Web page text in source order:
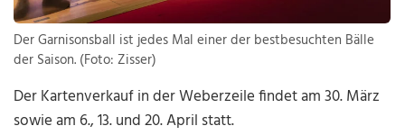
Der Garnisonsball ist jedes Mal einer der bestbesuchten Bälle
der Saison. (Foto: Zisser)
Der Kartenverkauf in der Weberzeile findet am 30. März
sowie am 6., 13. und 20. April statt.